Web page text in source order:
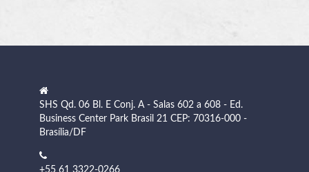
SHS Qd. 06 Bl. E Conj. A - Salas 602 a 608 - Ed.
Business Center Park Brasil 21 CEP: 70316-000 -
Brasília/DF
+55 61 3322-0266